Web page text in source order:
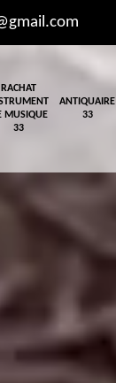
RACHAT
MUSIQUE
33
ANTIQUAIRE
33